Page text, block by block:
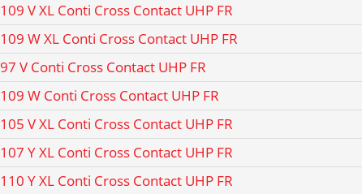
109 V XL Conti Cross Contact UHP FR
109 W XL Conti Cross Contact UHP FR
97 V Conti Cross Contact UHP FR
109 W Conti Cross Contact UHP FR
105 V XL Conti Cross Contact UHP FR
107 Y XL Conti Cross Contact UHP FR
110 Y XL Conti Cross Contact UHP FR